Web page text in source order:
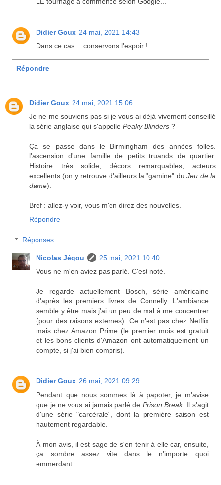
LE tournage a commencé selon Google...
Didier Goux 24 mai, 2021 14:43
Dans ce cas… conservons l'espoir !
Répondre
Didier Goux 24 mai, 2021 15:06
Je ne me souviens pas si je vous ai déjà vivement conseillé
la série anglaise qui s'appelle Peaky Blinders ?
Ça se passe dans le Birmingham des années folles,
l'ascension d'une famille de petits truands de quartier.
Histoire très solide, décors remarquables, acteurs
excellents (on y retrouve d'ailleurs la "gamine" duJeu de la
dame).
Bref : allez-y voir, vous m'en direz des nouvelles.
Répondre
Réponses
Nicolas Jégou
25 mai, 2021 10:40
Vous ne m'en aviez pas parlé. C'est noté.
Je regarde actuellement Bosch, série américaine
d'après les premiers livres de Connelly. L'ambiance
semble y être mais j'ai un peu de mal à me concentrer
(pour des raisons externes). Ce n'est pas chez Netflix
mais chez Amazon Prime (le premier mois est gratuit
et les bons clients d'Amazon ont automatiquement un
compte, si j'ai bien compris).
Didier Goux 26 mai, 2021 09:29
Pendant que nous sommes là à papoter, je m'avise
que je ne vous ai jamais parlé de Prison Break. Il s'agit
d'une série "carcérale", dont la première saison est
hautement regardable.
À mon avis, il est sage de s'en tenir à elle car, ensuite,
ça sombre assez vite dans le n'importe quoi
emmerdant.